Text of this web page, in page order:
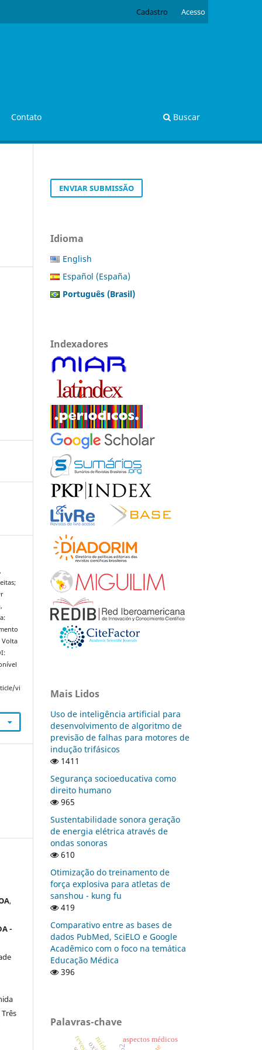
Contato Buscar
Cadastro Acesso
Volta
vi
,
-
ENVIAR SUBMISSÃO
Idioma
English
Español (España)
Português (Brasil)
Indexadores
Mais Lidos
Uso de inteligência artificial para
desenvolvimento de algoritmo de
previsão de falhas para motores de
indução trifásicos
1411
Segurança socioeducativa como
direito humano
965
Sustentabilidade sonora geração
de energia elétrica através de
ondas sonoras
610
Otimização do treinamento de
força explosiva para atletas de
sanshou - kung fu
419
Comparativo entre as bases de
dados PubMed, SciELO e Google
Acadêmico com o foco na temática
Educação Médica
396
Palavras-chave
aspectos médicos